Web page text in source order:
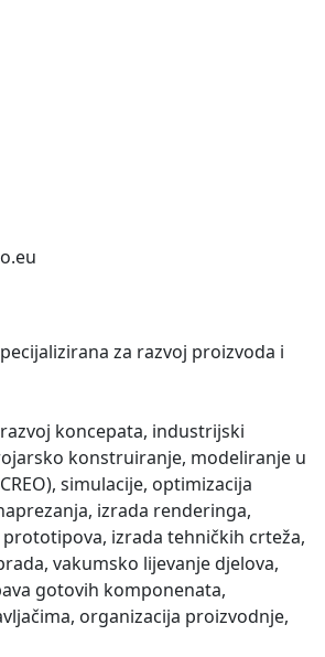
za razvoj proizvoda i
koncepata, industrijski
konstruiranje, modeliranje u
simulacije, optimizacija
izrada renderinga,
izrada tehničkih crteža,
vakumsko lijevanje djelova,
gotovih komponenata,
organizacija proizvodnje,